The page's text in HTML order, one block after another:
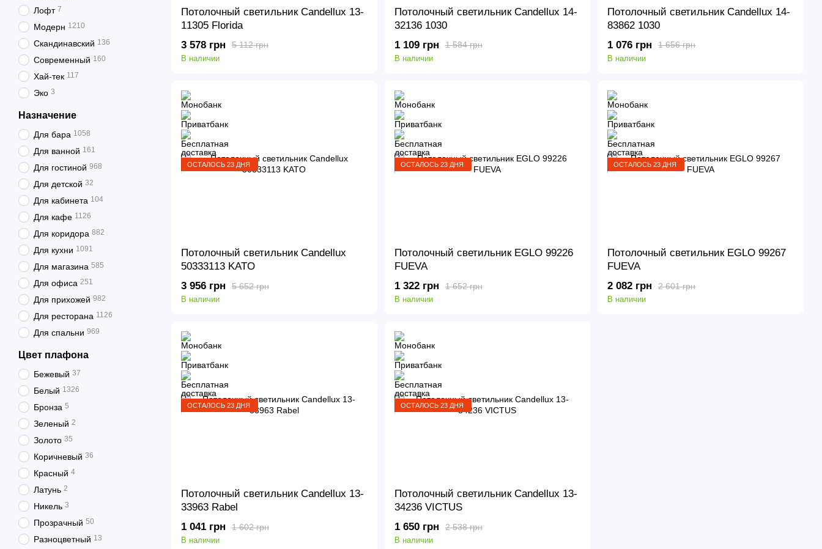
Потолочный светильник Candellux 13-
11305 Florida
5 112 грн
3 578 грн
В наличии
Потолочный светильник Candellux 14-
32136 1030
1 584 грн
1 109 грн
В наличии
Потолочный светильник Candellux 14-
83862 1030
1 656 грн
1 076 грн
В наличии
ОСТАЛОСЬ 23 ДНЯ
Потолочный светильник Candellux
50333113 KATO
5 652 грн
3 956 грн
В наличии
ОСТАЛОСЬ 23 ДНЯ
Потолочный светильник EGLO 99226
FUEVA
1 652 грн
1 322 грн
В наличии
ОСТАЛОСЬ 23 ДНЯ
Потолочный светильник EGLO 99267
FUEVA
2 601 грн
2 082 грн
В наличии
ОСТАЛОСЬ 23 ДНЯ
Потолочный светильник Candellux 13-
33963 Rabel
1 602 грн
1 041 грн
В наличии
ОСТАЛОСЬ 23 ДНЯ
Потолочный светильник Candellux 13-
34236 VICTUS
2 538 грн
1 650 грн
В наличии
Лофт 7
Модерн 1210
Скандинавский 136
Современный 160
Хай-тек 117
Эко 3
Назначение
Для бара 1058
Для ванной 161
Для гостиной 968
Для детской 32
Для кабинета 104
Для кафе 1126
Для коридора 882
Для кухни 1091
Для магазина 585
Для офиса 251
Для прихожей 982
Для ресторана 1126
Для спальни 969
Цвет плафона
Бежевый 37
Белый 1326
Бронза 5
Зеленый 2
Золото 35
Коричневый 36
Красный 4
Латунь 2
Никель 3
Прозрачный 50
Разноцветный 13